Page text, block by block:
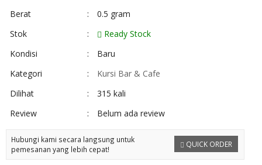
Berat
:
0.5 gram
Stok
:
Ready Stock
Kondisi
:
Baru
Kategori
:
Kursi Bar & Cafe
Dilihat
:
315 kali
Review
: Belum ada review
QUICK ORDER
Hubungi kami secara langsung untuk
pemesanan yang lebih cepat!